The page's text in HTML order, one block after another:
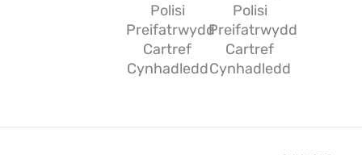
Polisi
Preifatrwydd
Cartref
Cynhadledd
Polisi
Preifatrwydd
Cartref
Cynhadledd